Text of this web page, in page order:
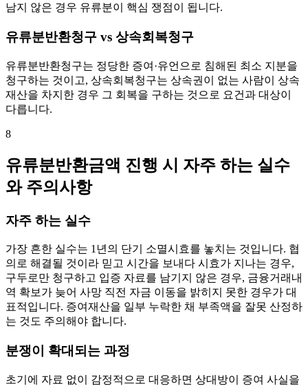
남지 않은 경우 유류분이 핵심 쟁점이 됩니다.
유류분반환청구 vs 상속회복청구
유류분반환청구는 정당한 증여·유언으로 침해된 최소 지분을
청구하는 것이고, 상속회복청구는 상속권이 없는 사람이 상속
재산을 차지한 경우 그 회복을 구하는 것으로 요건과 대상이
다릅니다.
8
유류분반환금액 진행 시 자주 하는 실수
와 주의사항
자주 하는 실수
가장 흔한 실수는 1년의 단기 소멸시효를 놓치는 것입니다. 협
의로 해결될 것이라 믿고 시간을 보내다 시효가 지나는 경우,
구두로만 청구하고 입증 자료를 남기지 않은 경우, 금융거래내
역 확보가 늦어 사망 직전 자금 이동을 밝히지 못한 경우가 대
표적입니다. 증여재산을 일부 누락한 채 부족액을 잘못 산정하
는 것도 주의해야 합니다.
분쟁이 확대되는 과정
초기에 자료 없이 감정적으로 대응하면 상대방이 증여 사실을